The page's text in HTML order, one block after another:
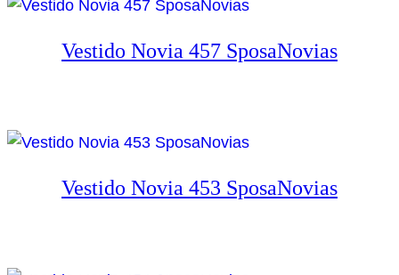
Vestido Novia 457 SposaNovias
Vestido Novia 453 SposaNovias